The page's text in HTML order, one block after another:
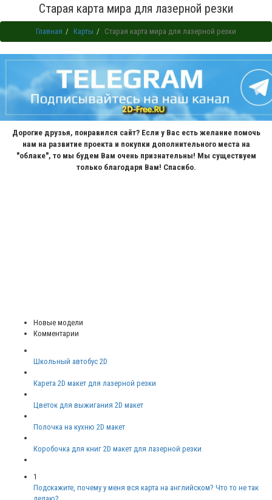
Старая карта мира для лазерной резки
Главная Карты Старая карта мира для лазерной резки
Дорогие друзья, понравился сайт? Если у Вас есть желание помочь
нам на развитие проекта и покупки дополнительного места на
"облаке", то мы будем Вам очень признательны! Мы существуем
только благодаря Вам! Спасибо.
Новые модели
Комментарии
Школьный автобус 2D
Карета 2D макет для лазерной резки
Цветок для выжигания 2D макет
Полочка на кухню 2D макет
Коробочка для книг 2D макет для лазерной резки
1
Подскажите, почему у меня вся карта на английском? Что то не так